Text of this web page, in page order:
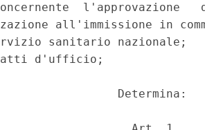
all'immissione in
sanitario nazionale;
d'ufficio;
Determina: